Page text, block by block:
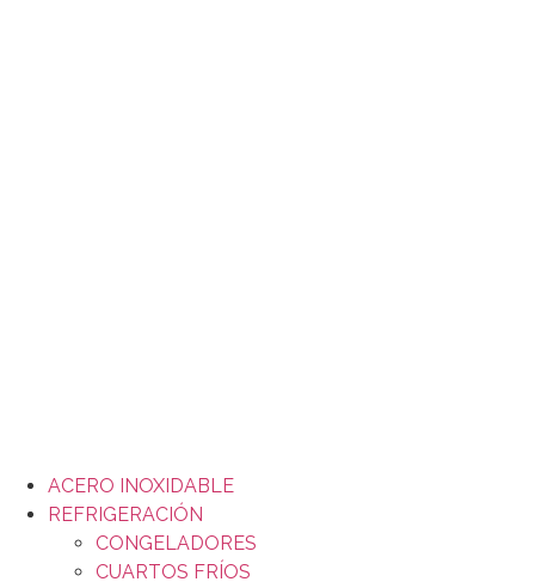
ACERO INOXIDABLE
REFRIGERACIÓN
CONGELADORES
CUARTOS FRÍOS